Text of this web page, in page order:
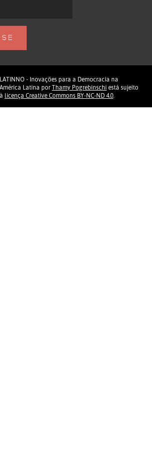
LATINNO - Inovações para a Democracia na
América Latina por Thamy Pogrebinschi está sujeito
à licença Creative Commons BY-NC-ND 4.0.